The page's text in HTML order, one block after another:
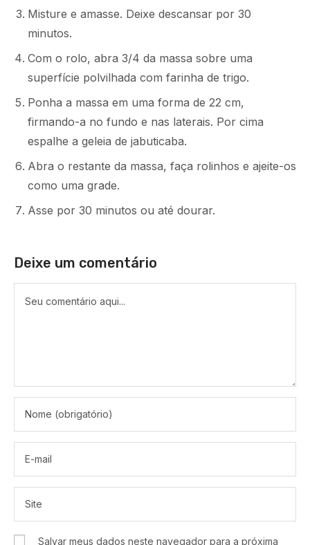
Misture e amasse. Deixe descansar por 30
minutos.
Com o rolo, abra 3/4 da massa sobre uma
superfície polvilhada com farinha de trigo.
Ponha a massa em uma forma de 22 cm,
firmando-a no fundo e nas laterais. Por cima
espalhe a geleia de jabuticaba.
Abra o restante da massa, faça rolinhos e ajeite-os
como uma grade.
Asse por 30 minutos ou até dourar.
Deixe um comentário
Salvar meus dados neste navegador para a próxima